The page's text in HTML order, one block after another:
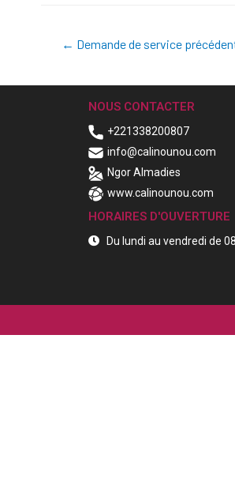
← Demande de service
NOUS CONTACTER
+221338200807
info@calinounou.com
Ngor Almadies
www.calinounou.com
HORAIRES D'OUVERTURE
Du lundi au vendredi de